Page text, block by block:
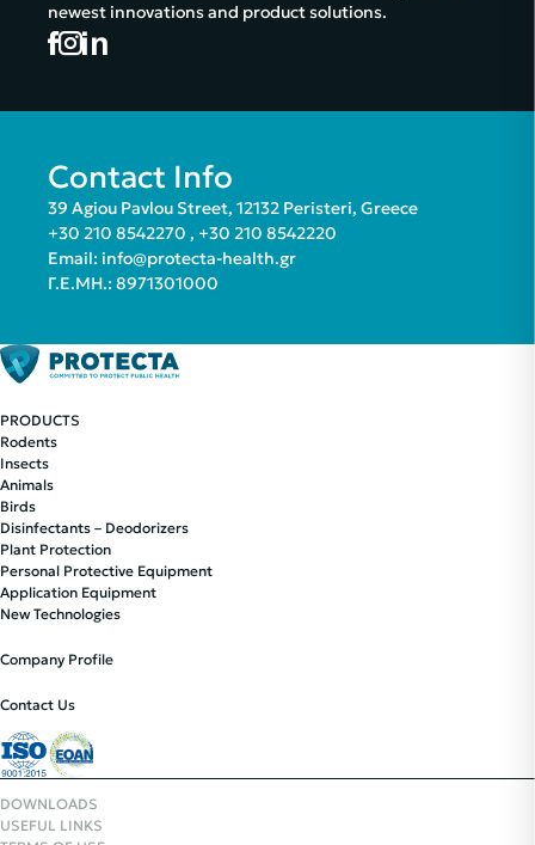
newest innovations and product solutions.
Contact Info
39 Agiou Pavlou Street, 12132 Peristeri, Greece
+30 210 8542270 , +30 210 8542220
Email: info@protecta-health.gr
Γ.Ε.ΜΗ.: 8971301000
PRODUCTS
Rodents
Insects
Animals
Birds
Disinfectants – Deodorizers
Plant Protection
Personal Protective Equipment
Application Equipment
New Technologies
Company Profile
Contact Us
DOWNLOADS
USEFUL LINKS